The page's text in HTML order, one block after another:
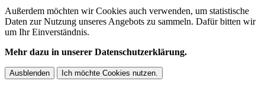
Außerdem möchten wir Cookies auch verwenden, um statistische
Daten zur Nutzung unseres Angebots zu sammeln. Dafür bitten wir
um Ihr Einverständnis.
Mehr dazu in unserer Datenschutzerklärung.
Ausblenden Ich möchte Cookies nutzen.